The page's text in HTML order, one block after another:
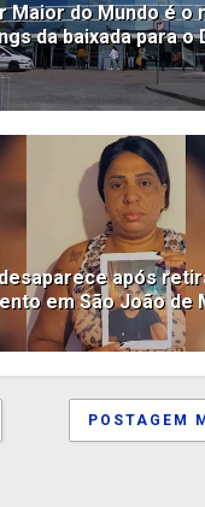
Maior do Mundo é o
da baixada para o
desaparece após
em São João de
POSTAGEM